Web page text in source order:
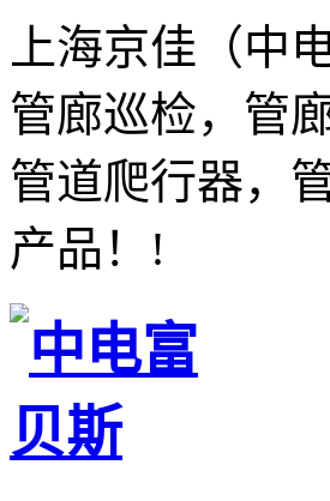
上海京佳（中
管廊巡检，管
管道爬行器，
产品！!